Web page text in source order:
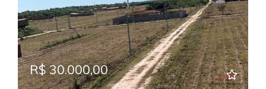
R$ 30.000,00